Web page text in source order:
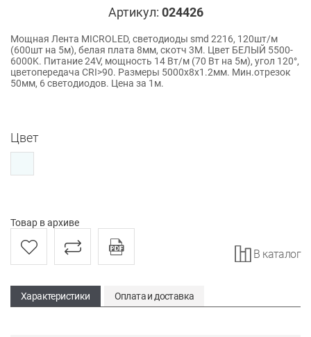
Артикул: 024426
Мощная Лента MICROLED, светодиоды smd 2216, 120шт/м
(600шт на 5м), белая плата 8мм, скотч 3М. Цвет БЕЛЫЙ 5500-
6000K. Питание 24V, мощность 14 Вт/м (70 Вт на 5м), угол 120°,
цветопередача CRI>90. Размеры 5000х8х1.2мм. Мин.отрезок
50мм, 6 светодиодов. Цена за 1м.
Цвет
Товар в архиве
В каталог
Характеристики Оплата и доставка